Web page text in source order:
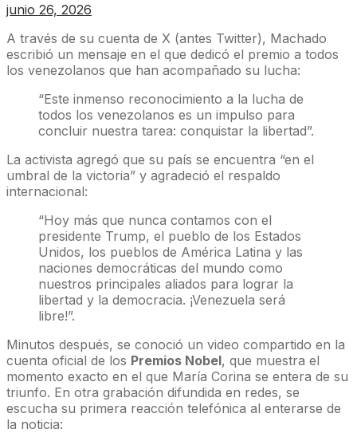
junio 26, 2026
A través de su cuenta de X (antes Twitter), Machado
escribió un mensaje en el que dedicó el premio a todos
los venezolanos que han acompañado su lucha:
“Este inmenso reconocimiento a la lucha de
todos los venezolanos es un impulso para
concluir nuestra tarea: conquistar la libertad”.
La activista agregó que su país se encuentra “en el
umbral de la victoria” y agradeció el respaldo
internacional:
“Hoy más que nunca contamos con el
presidente Trump, el pueblo de los Estados
Unidos, los pueblos de América Latina y las
naciones democráticas del mundo como
nuestros principales aliados para lograr la
libertad y la democracia. ¡Venezuela será
libre!”.
Minutos después, se conoció un video compartido en la
cuenta oficial de los Premios Nobel, que muestra el
momento exacto en el que María Corina se entera de su
triunfo. En otra grabación difundida en redes, se
escucha su primera reacción telefónica al enterarse de
la noticia: